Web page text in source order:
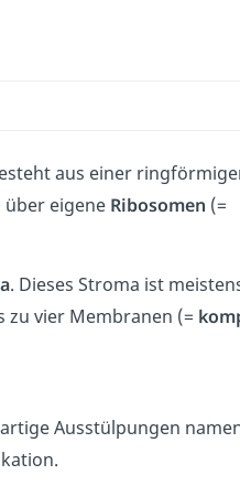
aus einer
über eigene Ribosomen (=
. Dieses Stroma ist
zu vier Membranen (=
Ausstülpungen